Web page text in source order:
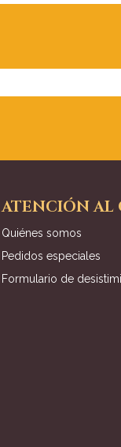
ATENCIÓN AL
Quiénes somos
Pedidos especiales
Formulario de